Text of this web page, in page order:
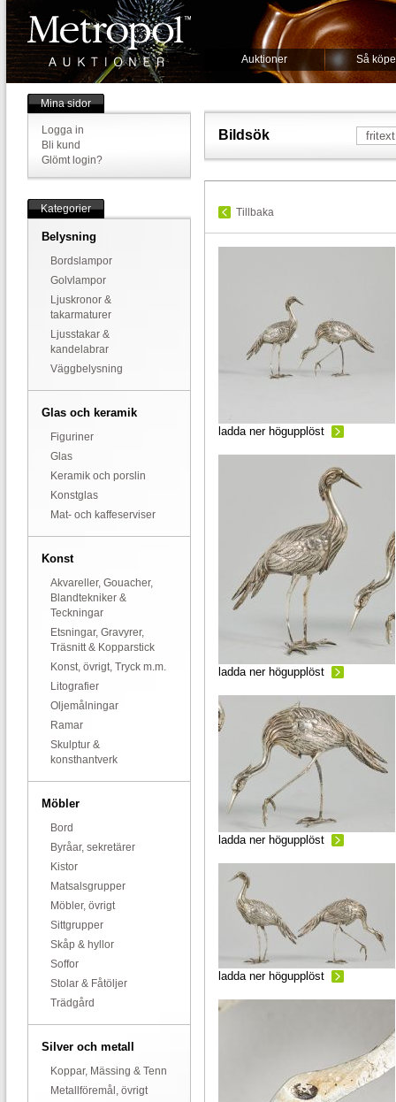
Auktioner Så
Mina sidor
Logga in
Bli kund
Glömt login?
Kategorier
Belysning
Bordslampor
Golvlampor
Ljuskronor &
takarmaturer
Ljusstakar &
kandelabrar
Väggbelysning
Glas och keramik
Figuriner
Glas
Keramik och porslin
Konstglas
Mat- och kaffeserviser
Konst
Akvareller, Gouacher,
Blandtekniker &
Teckningar
Etsningar, Gravyrer,
Träsnitt & Kopparstick
Konst, övrigt, Tryck m.m.
Litografier
Oljemålningar
Ramar
Skulptur &
konsthantverk
Möbler
Bord
Byråar, sekretärer
Kistor
Matsalsgrupper
Möbler, övrigt
Sittgrupper
Skåp & hyllor
Soffor
Stolar & Fåtöljer
Trädgård
Silver och metall
Koppar, Mässing & Tenn
Metallföremål, övrigt
Bildsök
Tillbaka
ladda ner högupplöst
ladda ner högupplöst
ladda ner högupplöst
ladda ner högupplöst